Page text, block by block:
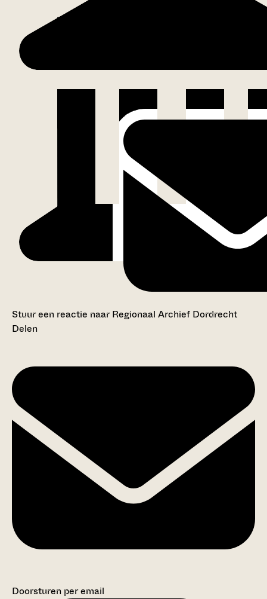
Stuur een reactie naar Regionaal Archief Dordrecht
Delen
Doorsturen per email